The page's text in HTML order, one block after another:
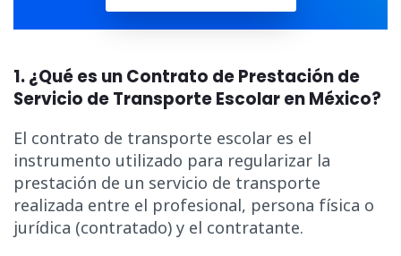
1. ¿Qué es un Contrato de Prestación de
Servicio de Transporte Escolar en México?
El contrato de transporte escolar es el
instrumento utilizado para regularizar la
prestación de un servicio de transporte
realizada entre el profesional, persona física o
jurídica (contratado) y el contratante.